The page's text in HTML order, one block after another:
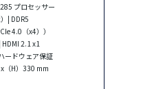
プロセッサー
| DDR5
4.0（x4））
2.1 x1
ードウェア保証
（H）330 mm